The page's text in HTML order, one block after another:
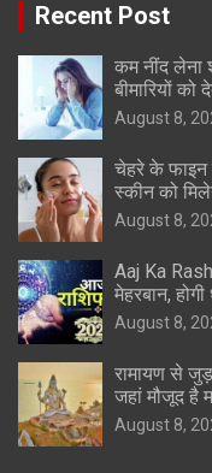
Recent Post
कम नींद लेना
बीमारियों को
August 8,
चेहरे के फाइन
स्कीन को
August 8,
Aaj Ka
मेहरबान,
August 8,
रामायण से
जहां मौजूद है
August 8,